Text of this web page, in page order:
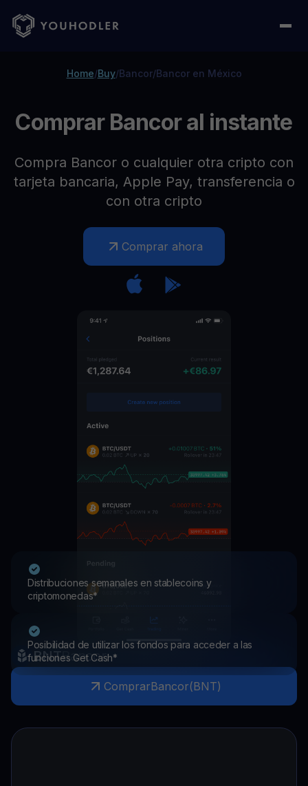
Home/Buy/Bancor/Bancor en México
Comprar Bancor al instante
Compra Bancor o cualquier otra cripto con
tarjeta bancaria, Apple Pay, transferencia o
con otra cripto
Comprar ahora
Distribuciones semanales en stablecoins y
criptomonedas*
Posibilidad de utilizar los fondos para acceder a las
funciones Get Cash*
BNTBancor
ComprarBancor(BNT)